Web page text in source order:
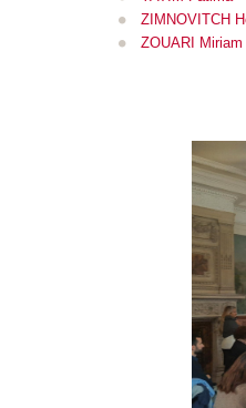
ZIMNOVITCH
ZOUARI Miriam